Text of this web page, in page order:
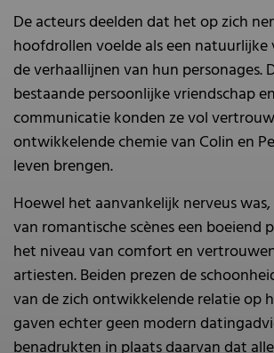
De acteurs deelden dat het op zich
hoofdrollen voelde als een
de verhaallijnen van hun personages.
bestaande persoonlijke vriendschap
communicatie konden ze vol
ontwikkelende chemie van Colin en
leven brengen.
Hoewel het aanvankelijk nerveus
van romantische scènes een boeiend
het niveau van comfort en
artiesten. Beiden prezen de
van de zich ontwikkelende relatie op
gaven echter geen modern